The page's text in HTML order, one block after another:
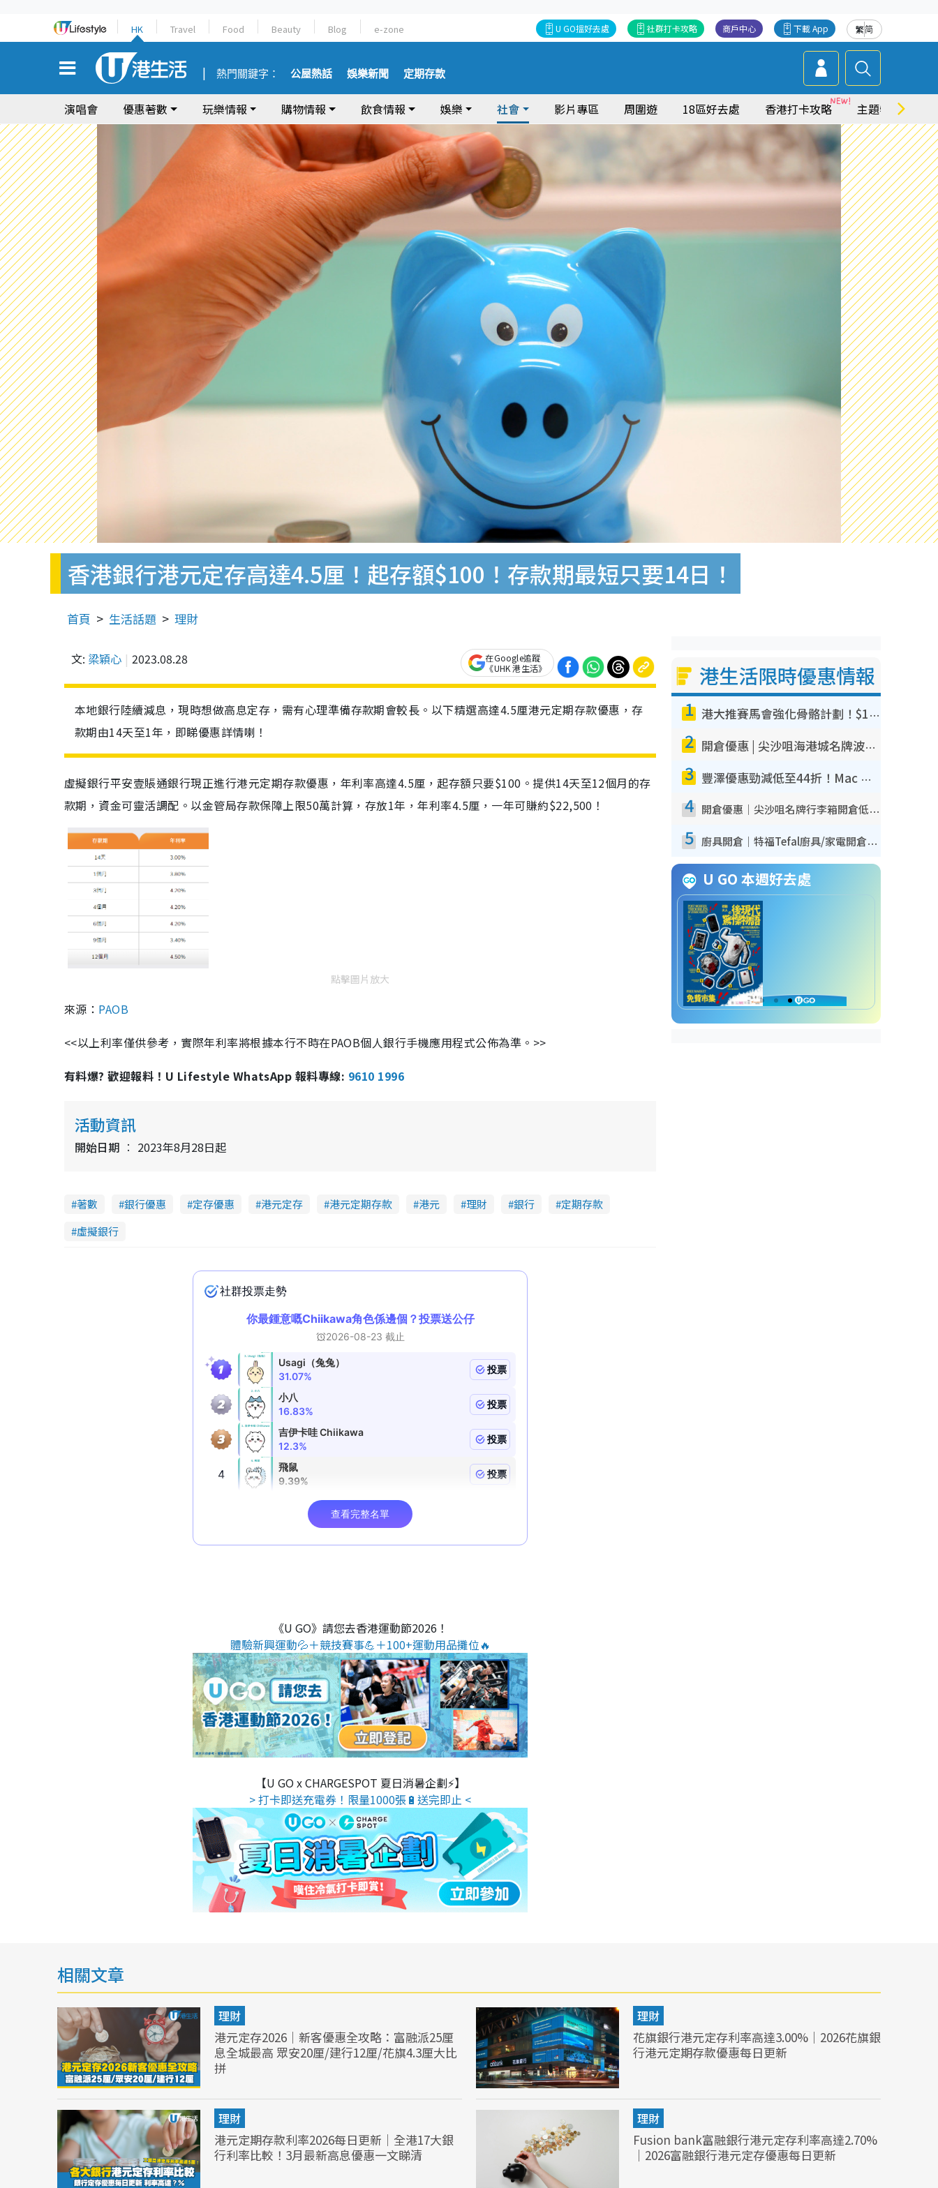
HK Travel Food Beauty Blog e-zone 繁简
下載 App
商戶中心
社群打卡攻略
U GO搵好去處
熱門關鍵字： 公屋熱話 娛樂新聞 定期存款
演唱會 優惠著數 玩樂情報 購物情報 飲食情報 娛樂 社會 影片專區 周圍遊 18區好去處 香港打卡攻略 主題特集
香港銀行港元定存高達4.5厘！起存額$100！存款期最短只要14日！
首頁 生活話題 理財
文: 梁穎心 2023.08.28
在Google追蹤
《UHK 港生活》
本地銀行陸續減息，現時想做高息定存，需有心理準備存款期會較長。以下精選高達4.5厘港元定期存款優惠，存
款期由14天至1年，即睇優惠詳情喇！
虛擬銀行平安壹賬通銀行現正進行港元定期存款優惠，年利率高達4.5厘，起存額只要$100。提供14天至12個月的存
款期，資金可靈活調配。以金管局存款保障上限50萬計算，存放1年，年利率4.5厘，一年可賺約$22,500！
點擊圖片放大
來源： PAOB
<<以上利率僅供參考，實際年利率將根據本行不時在PAOB個人銀行手機應用程式公佈為準。>>
有料爆? 歡迎報料！U Lifestyle WhatsApp 報料專線: 9610 1996
活動資訊
開始日期 2023年8月28日起
著數 銀行優惠 定存優惠 港元定存 港元定期存款 港元 理財 銀行
定期存款
虛擬銀行
《U GO》請您去香港運動節2026！
體驗新興運動💦＋競技賽事💪＋100+運動用品攤位🔥
【U GO x CHARGESPOT 夏日消暑企劃⚡】
> 打卡即送充電券！限量1000張🔋送完即止 <
港生活限時優惠情報
1 港大推賽馬會強化骨骼計劃！$100骨質密度X光檢查 完成免費運動訓練送超市禮券！附參加資格
2 開倉優惠 | 尖沙咀海港城名牌波鞋開倉低至1折！On鞋$899起／Joy&Peace鞋履$98起
3 豐澤優惠勁減低至44折！Mac mini/iPhone17Pro大減價！廚房家電$220起
4 開倉優惠｜尖沙咀名牌行李箱開倉低至4折！一連5日 American Tourister/ace./Hallmark $200起！
5 廚具開倉｜特福Tefal廚具/家電開倉低至3折！$220起買平底鍋/炒鑊/湯煲！電飯煲/吸塵機/燙斗$418起
U GO 本週好去處
相關文章
理財
港元定存2026｜新客優惠全攻略：富融派25厘
息全城最高 眾安20厘/建行12厘/花旗4.3厘大比
拼
理財
花旗銀行港元定存利率高達3.00%｜2026花旗銀
行港元定期存款優惠每日更新
理財
港元定期存款利率2026每日更新｜全港17大銀
行利率比較！3月最新高息優惠一文睇清
理財
Fusion bank富融銀行港元定存利率高達2.70%
｜2026富融銀行港元定存優惠每日更新